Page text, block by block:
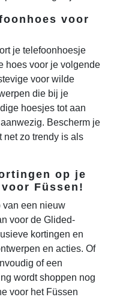
voor
je telefoonhoesje
hoes voor je volgende
voor wilde
die bij je
hoesjes tot aan
Bescherm je
net zo trendy is als
op je
Füssen!
van een nieuw
voor de Glided-
kortingen en
en acties. Of
of een
wordt shoppen nog
voor het Füssen